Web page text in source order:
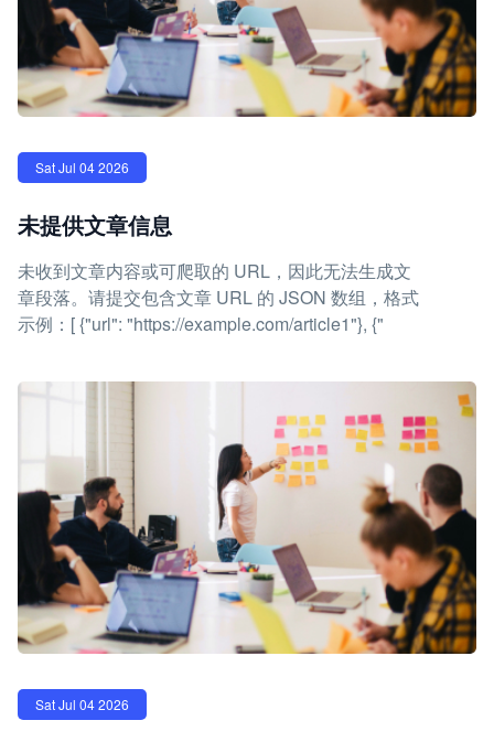
Sat Jul 04 2026
未提供文章信息
未收到文章内容或可爬取的 URL，因此无法生成文
章段落。请提交包含文章 URL 的 JSON 数组，格式
示例：[ {"url": "https://example.com/article1"}, {"
Sat Jul 04 2026